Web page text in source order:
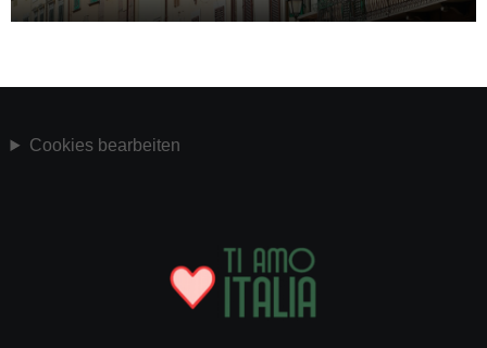
Cookies bearbeiten